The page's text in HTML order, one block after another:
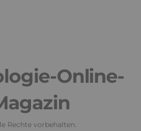
Online-
Rechte vorbehalten.